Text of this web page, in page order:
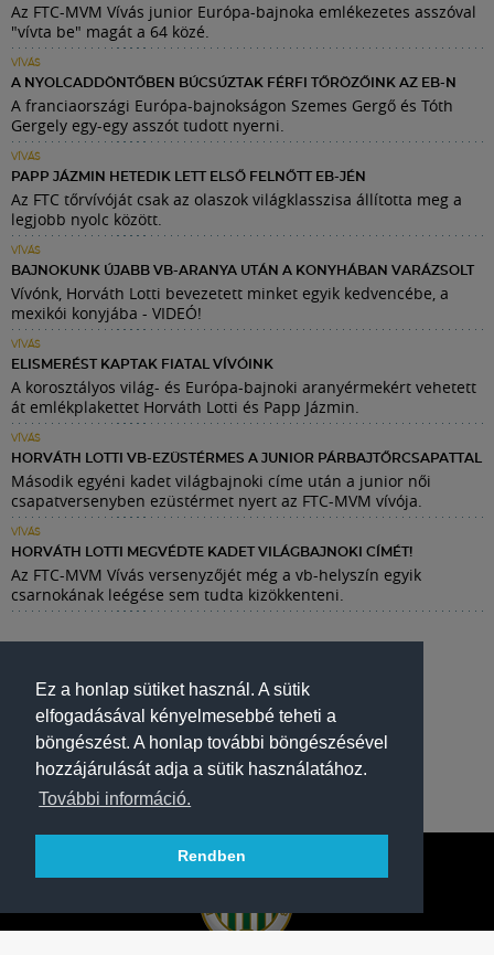
Ez a honlap sütiket használ. A sütik
elfogadásával kényelmesebbé teheti a
böngészést. A honlap további böngészésével
hozzájárulását adja a sütik használatához.
További információ.
Rendben
Az FTC-MVM Vívás junior Európa-bajnoka emlékezetes asszóval
"vívta be" magát a 64 közé.
VÍVÁS
A NYOLCADDÖNTŐBEN BÚCSÚZTAK FÉRFI TŐRÖZŐINK AZ EB-N
A franciaországi Európa-bajnokságon Szemes Gergő és Tóth
Gergely egy-egy asszót tudott nyerni.
VÍVÁS
PAPP JÁZMIN HETEDIK LETT ELSŐ FELNŐTT EB-JÉN
Az FTC tőrvívóját csak az olaszok világklasszisa állította meg a
legjobb nyolc között.
VÍVÁS
BAJNOKUNK ÚJABB VB-ARANYA UTÁN A KONYHÁBAN VARÁZSOLT
Vívónk, Horváth Lotti bevezetett minket egyik kedvencébe, a
mexikói konyjába - VIDEÓ!
VÍVÁS
ELISMERÉST KAPTAK FIATAL VÍVÓINK
A korosztályos világ- és Európa-bajnoki aranyérmekért vehetett
át emlékplakettet Horváth Lotti és Papp Jázmin.
VÍVÁS
HORVÁTH LOTTI VB-EZÜSTÉRMES A JUNIOR PÁRBAJTŐRCSAPATTAL
Második egyéni kadet világbajnoki címe után a junior női
csapatversenyben ezüstérmet nyert az FTC-MVM vívója.
VÍVÁS
HORVÁTH LOTTI MEGVÉDTE KADET VILÁGBAJNOKI CÍMÉT!
Az FTC-MVM Vívás versenyzőjét még a vb-helyszín egyik
csarnokának leégése sem tudta kizökkenteni.